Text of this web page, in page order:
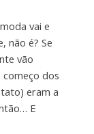
vai e
não é? Se
vão
dos
eram a
E